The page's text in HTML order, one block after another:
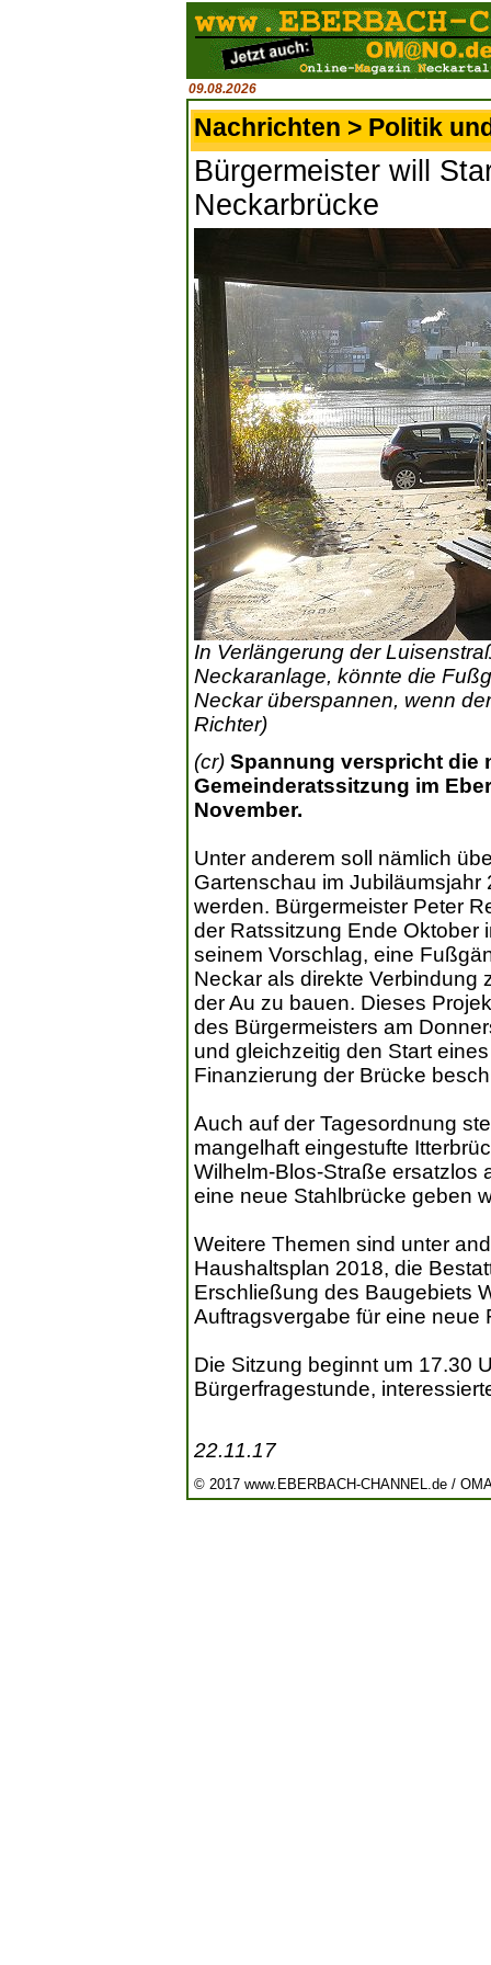
09.08.2026
Nachrichten > Politik
Bürgermeister will
Neckarbrücke
In Verlängerung der
Neckaranlage, könnte die
Neckar überspannen, wenn
Richter)
(cr) Spannung verspricht die
Gemeinderatssitzung im
November.
Unter anderem soll nämlich
Gartenschau im
werden. Bürgermeister Peter
der Ratssitzung Ende Oktober
seinem Vorschlag, eine
Neckar als direkte Verbindung
der Au zu bauen. Dieses
des Bürgermeisters am
und gleichzeitig den Start
Finanzierung der Brücke
Auch auf der Tagesordnung
mangelhaft eingestufte
Wilhelm-Blos-Straße ersatzlos
eine neue Stahlbrücke geben
Weitere Themen sind unter
Haushaltsplan 2018, die
Erschließung des Baugebiets
Auftragsvergabe für eine neue
Die Sitzung beginnt um 17.30
Bürgerfragestunde,
22.11.17
© 2017 www.EBERBACH-CHANNEL.de /